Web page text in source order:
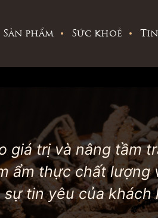
Sản phẩm Sức khoẻ
giá trị và nâng tầm
ẩm thực chất lượng
tin yêu của khách